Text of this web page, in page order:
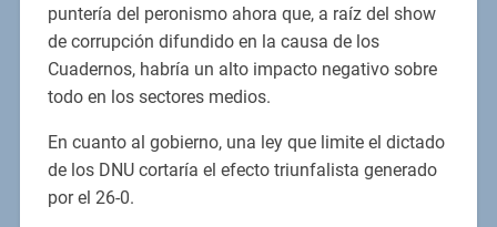
puntería del peronismo ahora que, a raíz del show
de corrupción difundido en la causa de los
Cuadernos, habría un alto impacto negativo sobre
todo en los sectores medios.
En cuanto al gobierno, una ley que limite el dictado
de los DNU cortaría el efecto triunfalista generado
por el 26-0.